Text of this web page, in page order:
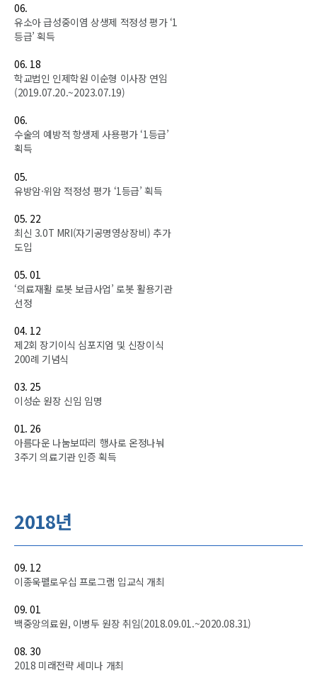
06.
유소아 급성중이염 상생제 적정성 평가 ‘1
등급’ 획득
06. 18
학교법인 인제학원 이순형 이사장 연임
(2019.07.20.~2023.07.19)
06.
수술의 예방적 항생제 사용평가 ‘1등급’
획득
05.
유방암·위암 적정성 평가 ‘1등급’ 획득
05. 22
최신 3.0T MRI(자기공명영상장비) 추가
도입
05. 01
‘의료재활 로봇 보급사업’ 로봇 활용기관
선정
04. 12
제2회 장기이식 심포지엄 및 신장이식
200례 기념식
03. 25
이성순 원장 신임 임명
01. 26
아름다운 나눔보따리 행사로 온정나눠
3주기 의료기관 인증 획득
2018년
09. 12
이종욱펠로우십 프로그램 입교식 개최
09. 01
백중앙의료원, 이병두 원장 취임(2018.09.01.~2020.08.31)
08. 30
2018 미래전략 세미나 개최